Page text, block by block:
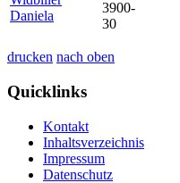
Daniela
3900-
30
drucken nach oben
Quicklinks
Kontakt
Inhaltsverzeichnis
Impressum
Datenschutz